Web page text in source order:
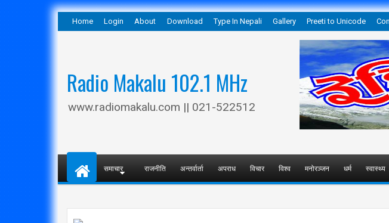
Home Login About Download Type In Nepali Gallery Preeti to Unicode
Radio Makalu 102.1 MHz
www.radiomakalu.com || 021-522512
समाचार राजनीति अन्तर्वार्ता अपराध विचार विश्व मनोरञ्जन धर्म स्वास्थ्य